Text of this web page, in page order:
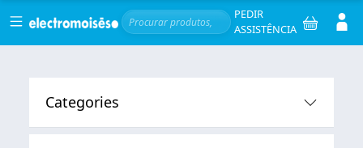
Skip to main content Serviços
PEDIR
ASSISTÊNCIA
Categories